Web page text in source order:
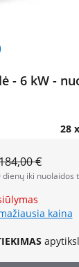
- 6 kW -
28
€
iki nuolaidos
kaina